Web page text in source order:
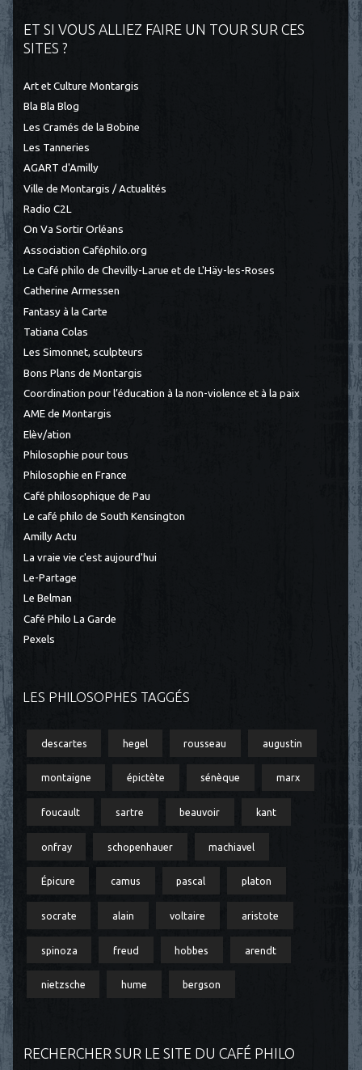
ET SI VOUS ALLIEZ FAIRE UN TOUR SUR CES
SITES ?
Art et Culture Montargis
Bla Bla Blog
Les Cramés de la Bobine
Les Tanneries
AGART d'Amilly
Ville de Montargis / Actualités
Radio C2L
On Va Sortir Orléans
Association Caféphilo.org
Le Café philo de Chevilly-Larue et de L'Häy-les-Roses
Catherine Armessen
Fantasy à la Carte
Tatiana Colas
Les Simonnet, sculpteurs
Bons Plans de Montargis
Coordination pour l’éducation à la non-violence et à la paix
AME de Montargis
Elèv/ation
Philosophie pour tous
Philosophie en France
Café philosophique de Pau
Le café philo de South Kensington
Amilly Actu
La vraie vie c'est aujourd'hui
Le-Partage
Le Belman
Café Philo La Garde
Pexels
LES PHILOSOPHES TAGGÉS
descartes hegel rousseau augustin
montaigne épictète sénèque marx
foucault sartre beauvoir kant
onfray schopenhauer machiavel
Épicure camus pascal platon
socrate alain voltaire aristote
spinoza freud hobbes arendt
nietzsche hume bergson
RECHERCHER SUR LE SITE DU CAFÉ PHILO